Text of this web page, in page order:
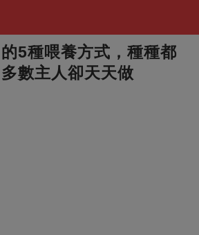
的5種喂養方式，種種都
數主人卻天天做